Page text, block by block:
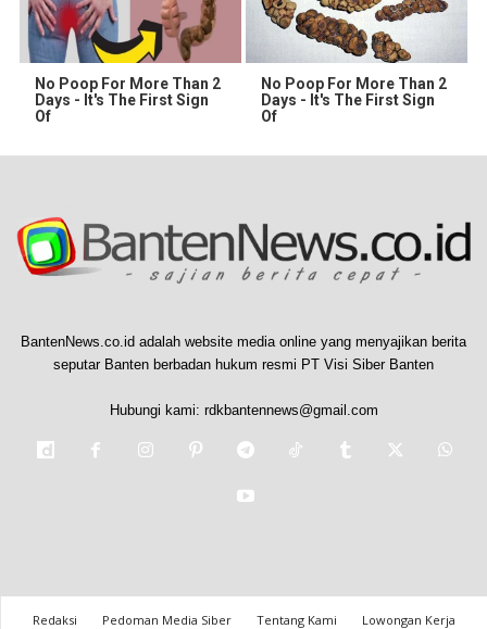
No Poop For More Than 2
Days - It's The First Sign
Of
No Poop For More Than 2
Days - It's The First Sign
Of
BantenNews.co.id adalah website media online yang menyajikan berita
seputar Banten berbadan hukum resmi PT Visi Siber Banten
Hubungi kami: rdkbantennews@gmail.com
Redaksi Pedoman Media Siber Tentang Kami
Lowongan Kerja